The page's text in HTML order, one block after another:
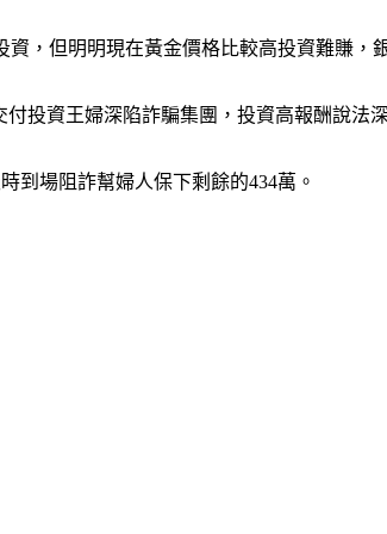
，但明明現在黃金價格比較高投資難賺，
投資王婦深陷詐騙集團，投資高報酬說法深
到場阻詐幫婦人保下剩餘的434萬。